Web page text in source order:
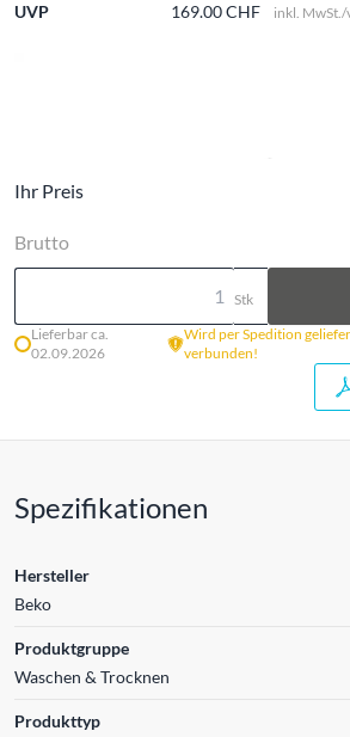
UVP
169.00 CHF inkl. MwSt./
Ihr Preis
Brutto
Stk
Lieferbar ca.
02.09.2026
Wird per Spedition
verbunden!
Spezifikationen
Hersteller
Beko
Produktgruppe
Waschen & Trocknen
Produkttyp